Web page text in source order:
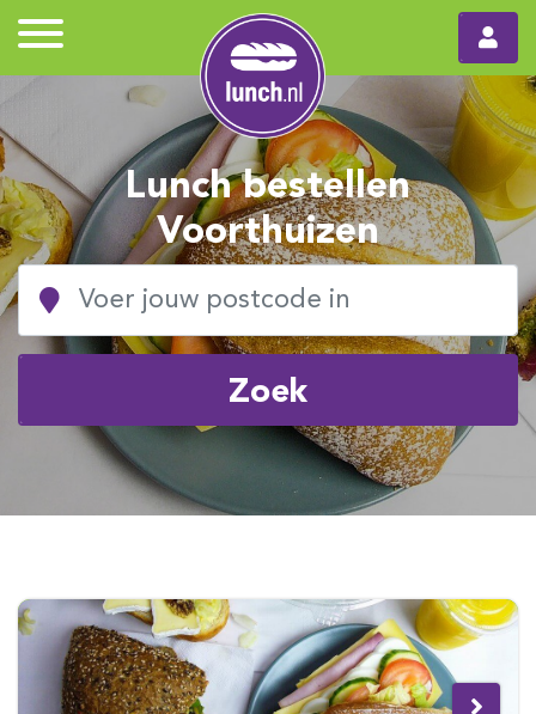
Lunch bestellen
Voorthuizen
Zoek